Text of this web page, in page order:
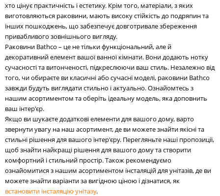
хто цінує практичність і естетику. Крім того, матеріали, з яких
виготовляються раковини, мають високу стійкість до подряпин та
інших пошкоджень, що забезпечує довготривале збереження
привабливого зовнішнього вигляду.
Раковини Bathco – це не тільки функціональний, але й
декоративний елемент вашої ванної кімнати. Вони додають нотку
сучасності та витонченості, підкреслюючи ваш стиль. Незалежно від
того, чи обираєте ви класичні або сучасні моделі, раковини Bathco
завжди будуть виглядати стильно і актуально. Ознайомтесь з
нашим асортиментом та оберіть ідеальну модель, яка доповнить
ваш інтер'єр.
Якщо ви шукаєте додаткові елементи для вашого дому, варто
звернути увагу на наш асортимент, де ви можете знайти якісні та
стильні рішення для вашого інтер'єру. Перегляньте наші пропозиції,
щоб знайти найкращі рішення для вашого дому та створити
комфортний і стильний простір. Також рекомендуємо
ознайомитися з нашим асортиментом інсталяцій для унітазів, де ви
можете знайти варіанти за вигідною ціною і дізнатися, як
встановити інсталяцію унітазу.